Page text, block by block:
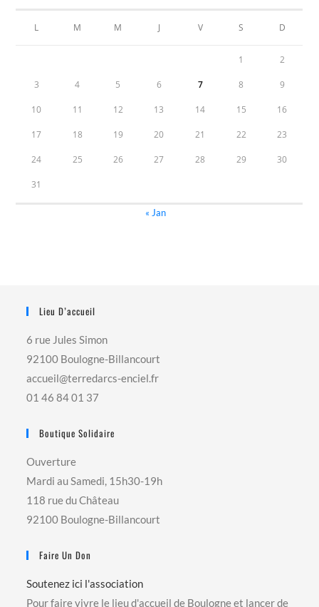
L M M J V S D
1 2
3 4 5 6 7 8 9
10 11 12 13 14 15 16
17 18 19 20 21 22 23
24 25 26 27 28 29 30
31
« Jan
Lieu D’accueil
6 rue Jules Simon
92100 Boulogne-Billancourt
accueil@terredarcs-enciel.fr
01 46 84 01 37
Boutique Solidaire
Ouverture
Mardi au Samedi, 15h30-19h
118 rue du Château
92100 Boulogne-Billancourt
Faire Un Don
Soutenez ici l'association
Pour faire vivre le lieu d'accueil de Boulogne et lancer de